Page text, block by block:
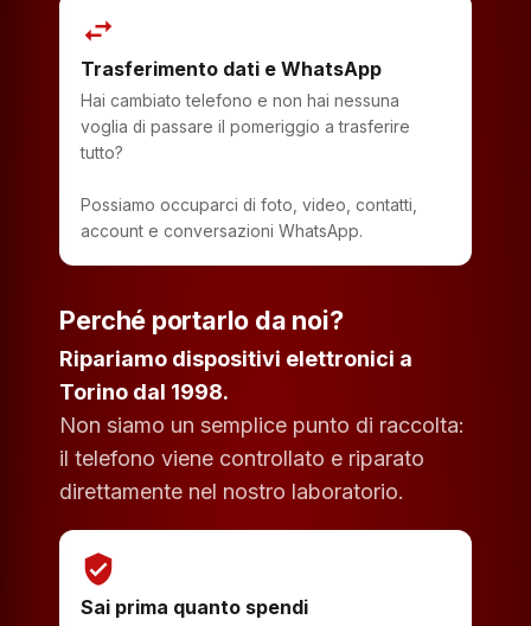
swap_horiz
Trasferimento dati e WhatsApp
Hai cambiato telefono e non hai nessuna
voglia di passare il pomeriggio a trasferire
tutto?
Possiamo occuparci di foto, video, contatti,
account e conversazioni WhatsApp.
Perché portarlo da noi?
Ripariamo dispositivi elettronici a
Torino dal 1998.
Non siamo un semplice punto di raccolta:
il telefono viene controllato e riparato
direttamente nel nostro laboratorio.
verified_user
Sai prima quanto spendi